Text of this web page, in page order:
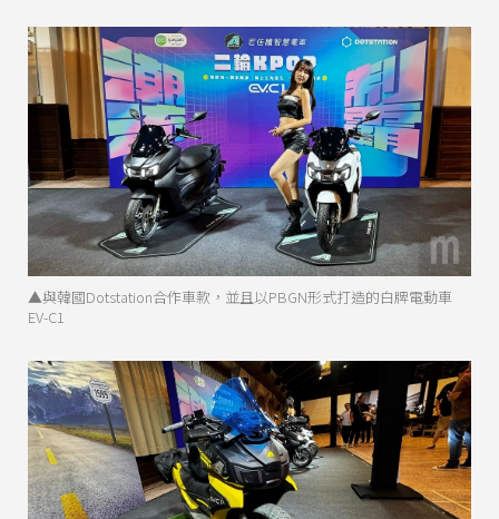
▲與韓國Dotstation合作車款，並且以PBGN形式打造的白牌電動車
EV-C1